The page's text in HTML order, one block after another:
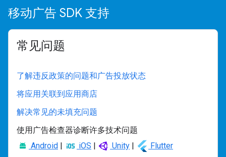
移动广告 SDK 支持
常见问题
了解违反政策的问题和广告投放状态
将应用关联到应用商店
解决常见的未填充问题
使用广告检查器诊断许多技术问题
Android | iOS | Unity | Flutter